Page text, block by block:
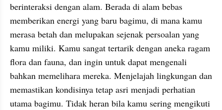
berinteraksi dengan alam. Berada di alam bebas
memberikan energi yang baru bagimu, di mana kamu
merasa betah dan melupakan sejenak persoalan yang
kamu miliki. Kamu sangat tertarik dengan aneka ragam
flora dan fauna, dan ingin untuk dapat mengenali
bahkan memelihara mereka. Menjelajah lingkungan dan
memastikan kondisinya tetap asri menjadi perhatian
utama bagimu. Tidak heran bila kamu sering mengikuti